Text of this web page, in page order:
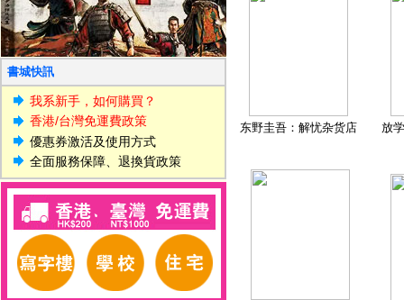
書城快訊
我系新手，如何購買？
香港/台灣免運費政策
優惠券激活及使用方式
全面服務保障、退換貨政策
东野圭吾：解忧杂货店 放